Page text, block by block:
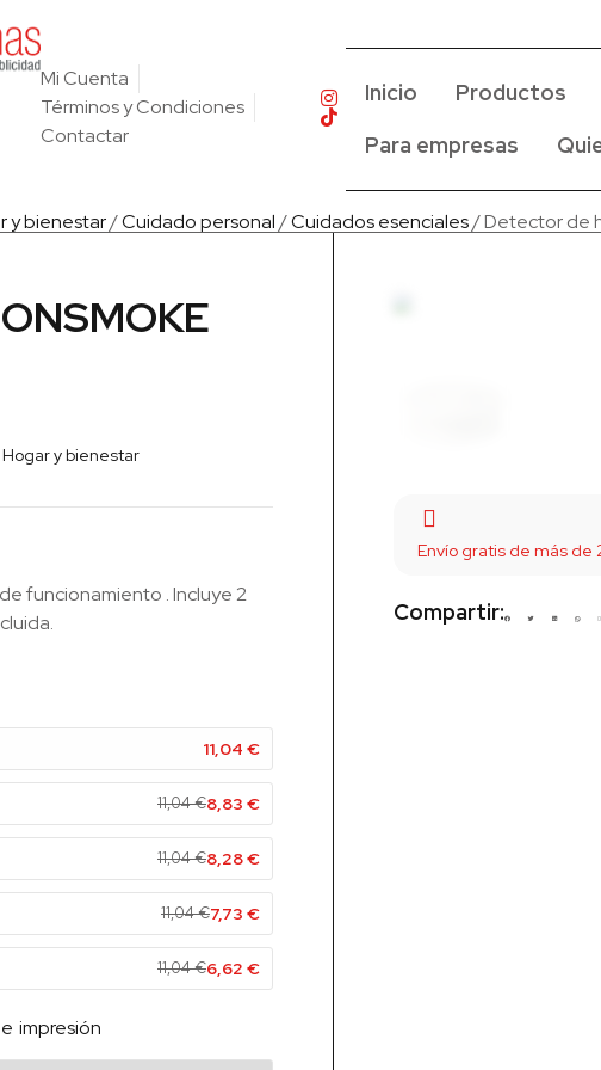
Mi Cuenta
Términos y Condiciones
Contactar
Inicio Productos
Para empresas
y bienestar/Cuidado personal/Cuidados esenciales/ Detector de
Hogar y bienestar
funcionamiento . Incluye 2
11,04 €
11,04€8,83 €
11,04€8,28€
11,04€7,73 €
11,04€6,62 €
impresión
Envío gratis de más de
Compartir: